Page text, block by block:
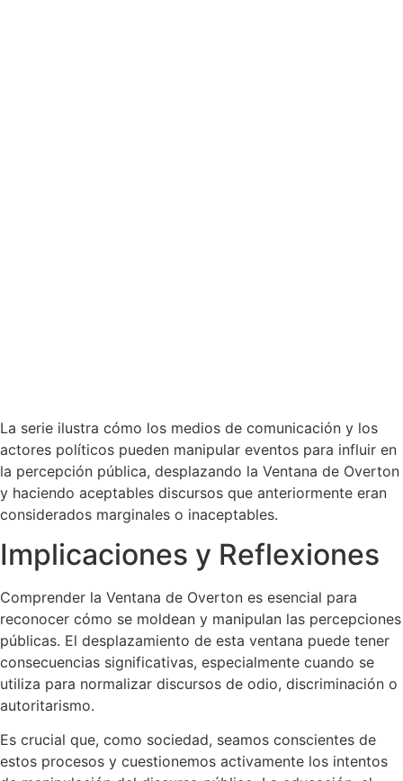
La serie ilustra cómo los medios de comunicación y los
actores políticos pueden manipular eventos para influir en
la percepción pública, desplazando la Ventana de Overton
y haciendo aceptables discursos que anteriormente eran
considerados marginales o inaceptables.
Implicaciones y Reflexiones
Comprender la Ventana de Overton es esencial para
reconocer cómo se moldean y manipulan las percepciones
públicas. El desplazamiento de esta ventana puede tener
consecuencias significativas, especialmente cuando se
utiliza para normalizar discursos de odio, discriminación o
autoritarismo.
Es crucial que, como sociedad, seamos conscientes de
estos procesos y cuestionemos activamente los intentos